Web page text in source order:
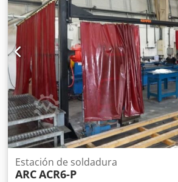
Estación de soldadura
ARCACR6-P